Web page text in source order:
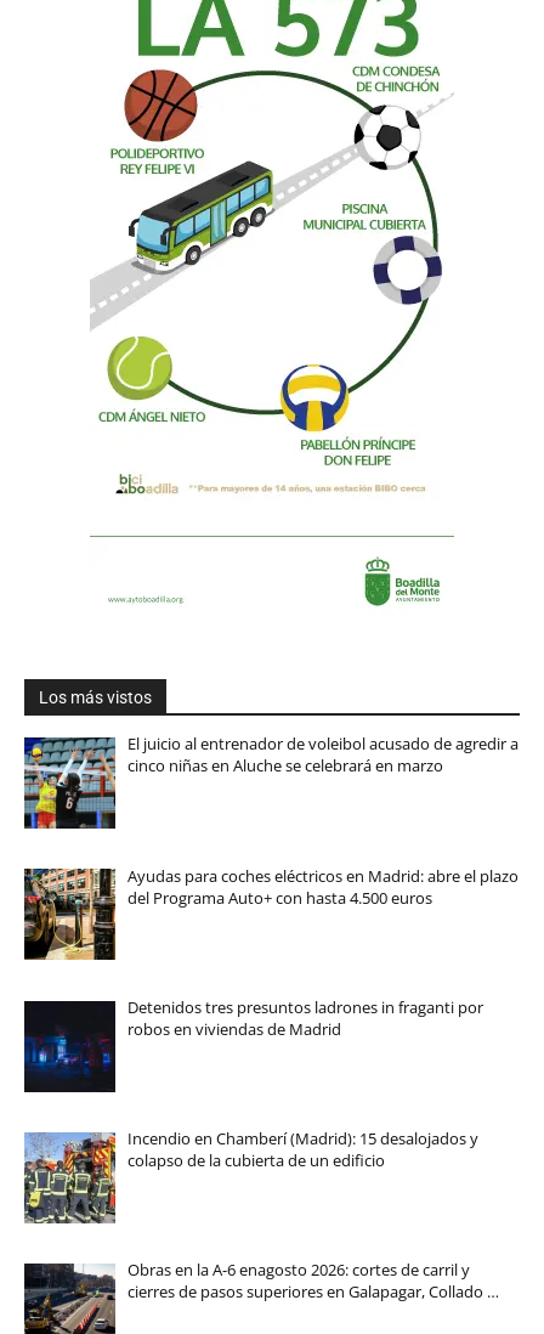
Los más vistos
El juicio al entrenador de voleibol acusado de agredir a
cinco niñas en Aluche se celebrará en marzo
Ayudas para coches eléctricos en Madrid: abre el plazo
del Programa Auto+ con hasta 4.500 euros
Detenidos tres presuntos ladrones in fraganti por
robos en viviendas de Madrid
Incendio en Chamberí (Madrid): 15 desalojados y
colapso de la cubierta de un edificio
Obras en la A-6 enagosto 2026: cortes de carril y
cierres de pasos superiores en Galapagar, Collado …